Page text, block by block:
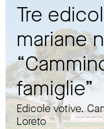
Tre
mariane
famiglie”
Edicole votive.
Loreto